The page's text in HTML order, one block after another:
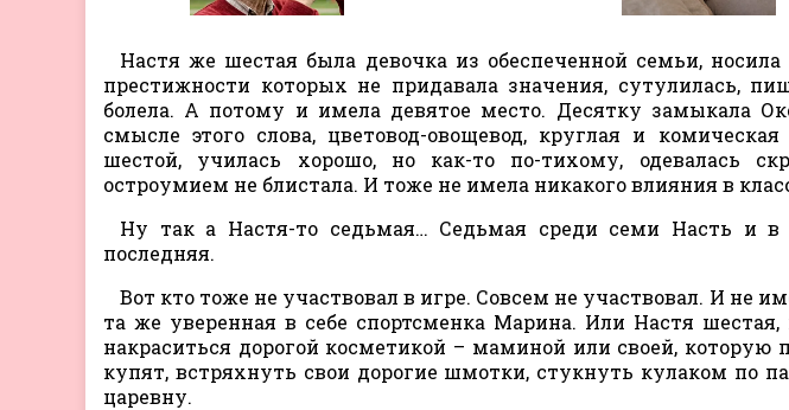
Настя же шестая была девочка из обеспеченной семьи,
престижности которых не придавала значения, сутулилась,
болела. А потому и имела девятое место. Десятку замыкала
смысле этого слова, цветовод-овощевод, круглая и
шестой, училась хорошо, но как-то по-тихому, одевалась
остроумием не блистала. И тоже не имела никакого влияния в
Ну так а Настя-то седьмая… Седьмая среди семи Насть и в
последняя.
Вот кто тоже не участвовал в игре. Совсем не участвовал. И не
та же уверенная в себе спортсменка Марина. Или Настя шестая,
накраситься дорогой косметикой – маминой или своей,
купят, встряхнуть свои дорогие шмотки, стукнуть кулаком по
царевну.